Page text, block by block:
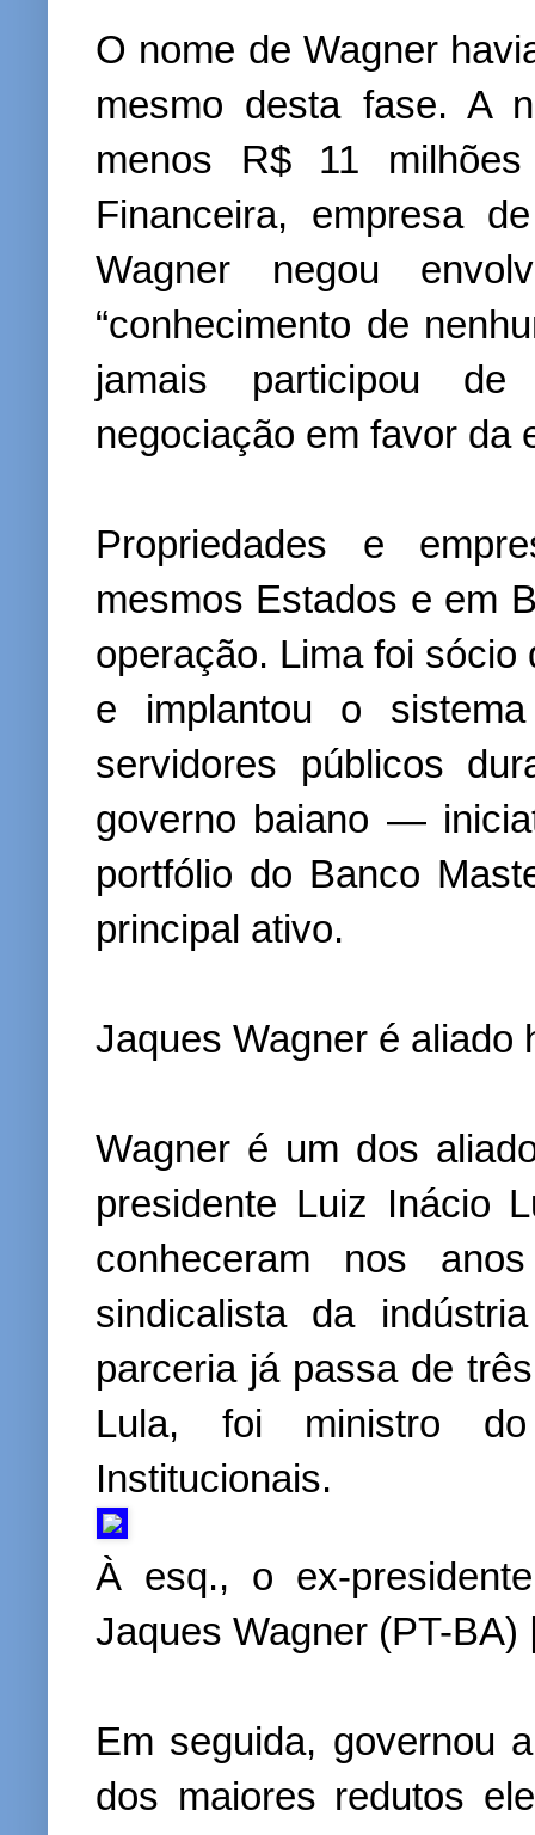
O nome de Wagner
mesmo desta fase. A
menos R$ 11
Financeira, empresa
Wagner negou
“conhecimento de
jamais participou de
negociação em favor da
Propriedades e
mesmos Estados e em
operação. Lima foi sócio
e implantou o
servidores públicos
governo baiano —
portfólio do Banco
principal ativo.
Jaques Wagner é aliado
Wagner é um dos
presidente Luiz Inácio
conheceram nos
sindicalista da
parceria já passa de
Lula, foi ministro
Institucionais.
À esq., o ex-
Jaques Wagner (PT-
Em seguida, governou
dos maiores redutos